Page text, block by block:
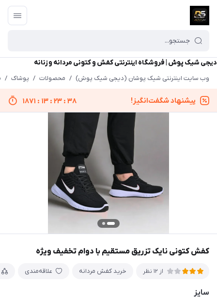
دیجی شیک پوش | فروشگاه اینترنتی کفش و کتونی مردانه و زنانه
وب سایت اینترنتی شیک پوشان (دیجی شیک پوش) / محصولات / پوشاک /
پیشنهاد شگفت‌انگیز! 1871 : 13 : 23 : 38
کفش کتونی نایک تزریق مستقیم با دوام تخفیف ویژه
از 12 نظر خرید کفش مردانه علاقه‌مندی
سایز